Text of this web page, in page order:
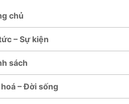
chủ
– Sự kiện
sách
– Đời sống